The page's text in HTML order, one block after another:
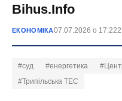
Bihus.Info
ЕКОНОМІКА07.07.2026 о 17:22
#суд #енергетика
#Трипільська ТЕС